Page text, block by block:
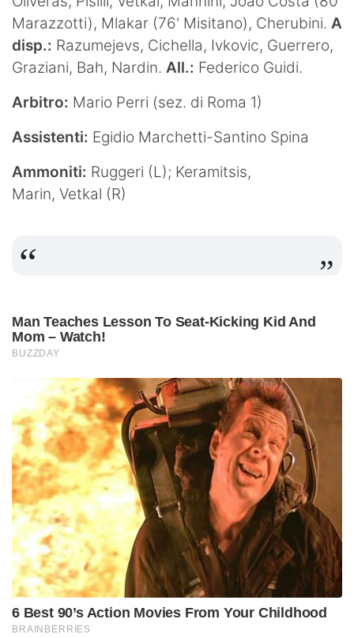
Marazzotti), Mlakar (76' Misitano), Cherubini. A
disp.: Razumejevs, Cichella, Ivkovic, Guerrero,
Graziani, Bah, Nardin. All.: Federico Guidi.
Arbitro: Mario Perri (sez. di Roma 1)
Assistenti: Egidio Marchetti-Santino Spina
Ammoniti: Ruggeri (L); Keramitsis,
Marin, Vetkal (R)